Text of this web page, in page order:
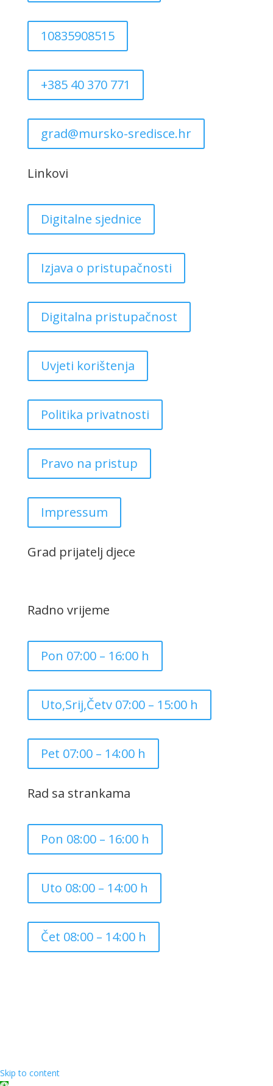
10835908515
+385 40 370 771
grad@mursko-sredisce.hr
Linkovi
Digitalne sjednice
Izjava o pristupačnosti
Digitalna pristupačnost
Uvjeti korištenja
Politika privatnosti
Pravo na pristup
Impressum
Grad prijatelj djece
Radno vrijeme
Pon 07:00 – 16:00 h
Uto,Srij,Četv 07:00 – 15:00 h
Pet 07:00 – 14:00 h
Rad sa strankama
Pon 08:00 – 16:00 h
Uto 08:00 – 14:00 h
Čet 08:00 – 14:00 h
Skip to content